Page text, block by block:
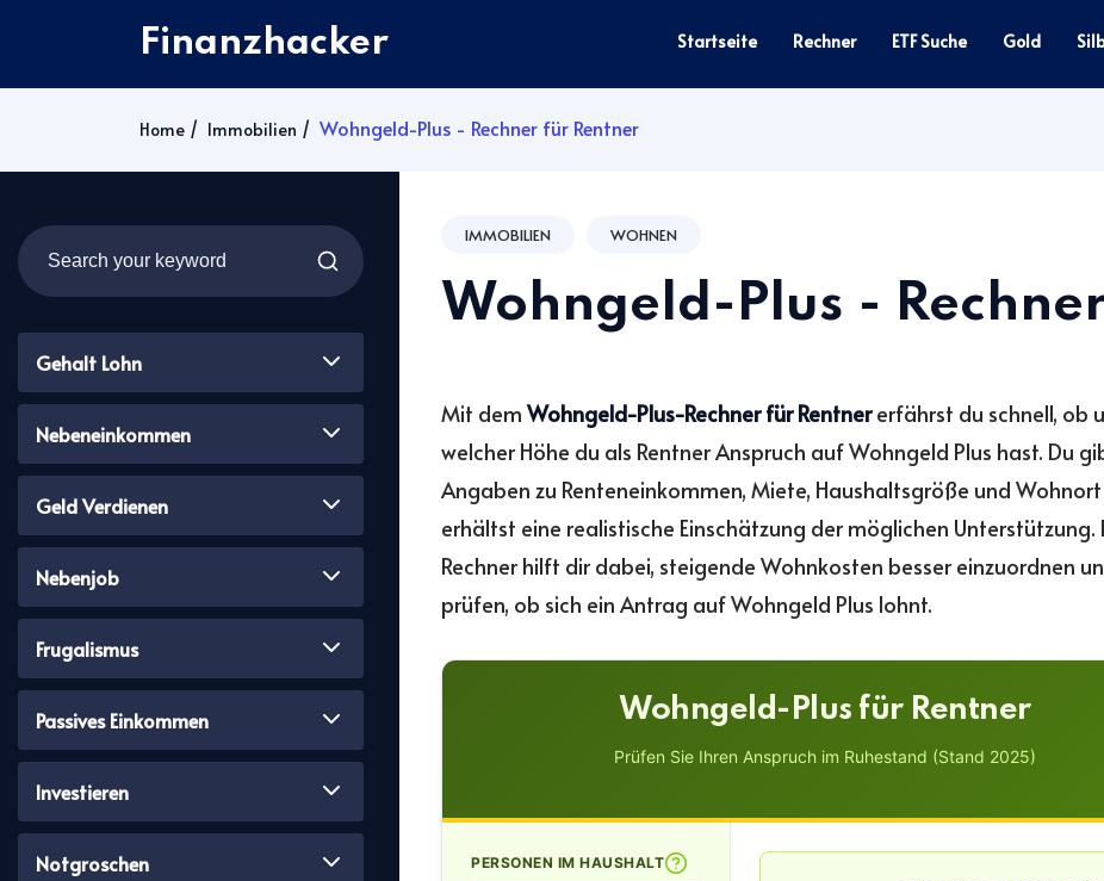
Finanzhacker Startseite Rechner ETF Suche Gold
Home Immobilien Wohngeld-Plus - Rechner für Rentner
Gehalt Lohn
Nebeneinkommen
Geld Verdienen
Nebenjob
Frugalismus
Passives Einkommen
Investieren
Notgroschen
IMMOBILIEN WOHNEN
Wohngeld-Plus -
Mit demWohngeld-Plus-Rechner für Rentnererfährst du schnell, ob
welcher Höhe du als Rentner Anspruch auf Wohngeld Plus hast. Du
Angaben zu Renteneinkommen, Miete, Haushaltsgröße und
erhältst eine realistische Einschätzung der möglichen Unterstützung.
Rechner hilft dir dabei, steigende Wohnkosten besser einzuordnen
prüfen, ob sich ein Antrag auf Wohngeld Plus lohnt.
Wohngeld-Plus für Rentner
Prüfen Sie Ihren Anspruch im Ruhestand (Stand 2025)
PERSONEN IM HAUSHALT